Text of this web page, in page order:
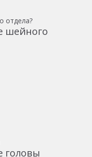
шейного
головы